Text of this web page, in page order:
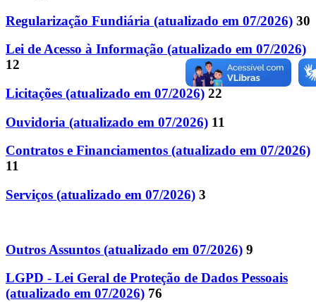
Regularização Fundiária (atualizado em 07/2026) 30
Lei de Acesso à Informação (atualizado em 07/2026)
12
Licitações (atualizado em 07/2026) 22
Ouvidoria (atualizado em 07/2026) 11
Contratos e Financiamentos (atualizado em 07/2026)
11
Serviços (atualizado em 07/2026) 3
Outros Assuntos (atualizado em 07/2026) 9
LGPD - Lei Geral de Proteção de Dados Pessoais
(atualizado em 07/2026) 76